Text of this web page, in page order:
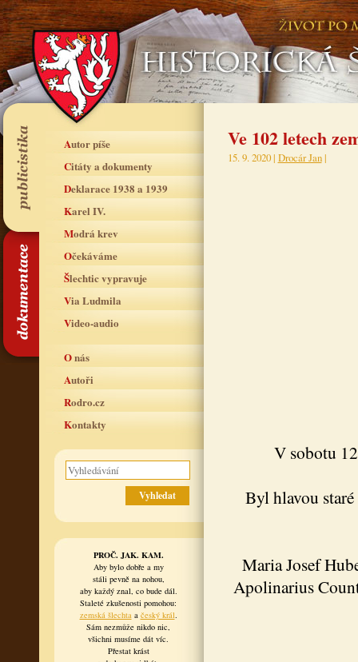
Autor píše
Citáty a dokumenty
Deklarace 1938 a 1939
Karel IV.
Modrá krev
Očekáváme
Šlechtic vypravuje
Via Ludmila
Video-audio
O nás
Autoři
Rodro.cz
Kontakty
PROČ. JAK. KAM.
Aby bylo dobře a my
stáli pevně na nohou,
aby každý znal, co bude dál.
Staleté zkušenosti pomohou:
zemská šlechtaa český král.
Sám nezmůže nikdo nic,
všichni musíme dát víc.
Přestat krást
Ve 102 letech
15. 9. 2020 | Drocár Jan|
V sobotu
Byl hlavou
Maria Josef
Apolinarius